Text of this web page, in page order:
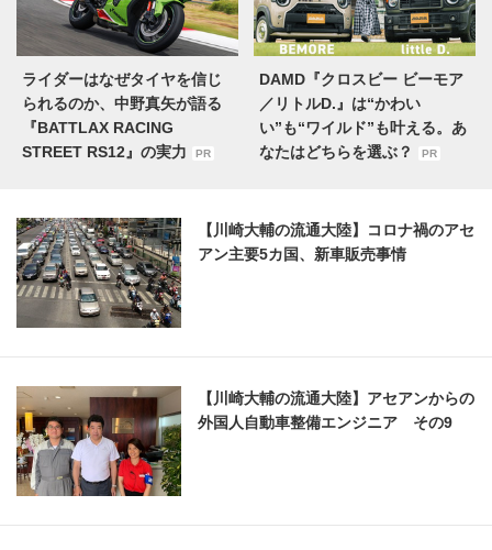
ライダーはなぜタイヤを信じ
られるのか、中野真矢が語る
『BATTLAX RACING
STREET RS12』の実力
PR
DAMD『クロスビー ビーモア
／リトルD.』は“かわい
い”も“ワイルド”も叶える。あ
なたはどちらを選ぶ？
PR
【川崎大輔の流通大陸】コロナ禍のアセ
アン主要5カ国、新車販売事情
【川崎大輔の流通大陸】アセアンからの
外国人自動車整備エンジニア その9